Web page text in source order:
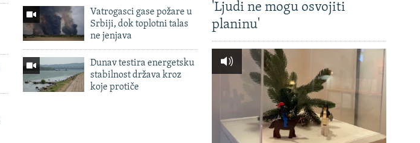
Vatrogasci gase požare u
Srbiji, dok toplotni talas
ne jenjava
Dunav testira energetsku
stabilnost država kroz
koje protiče
'Ljudi ne mogu osvojiti
planinu'